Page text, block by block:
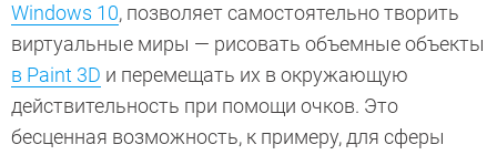
Windows 10, позволяет самостоятельно творить
виртуальные миры — рисовать объемные объекты
в Paint 3D и перемещать их в окружающую
действительность при помощи очков. Это
бесценная возможность, к примеру, для сферы